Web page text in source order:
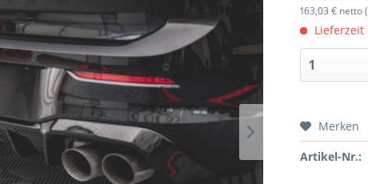
163,03 € netto
Lieferzeit
Merken
Artikel-Nr.: